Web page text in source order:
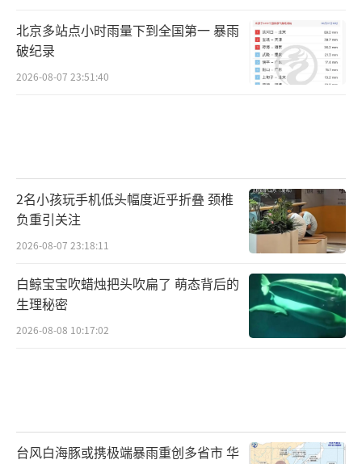
北京多站点小时雨量下到全国第一 暴雨
破纪录
2026-08-07 23:51:40
2名小孩玩手机低头幅度近乎折叠 颈椎
负重引关注
2026-08-07 23:18:11
白鲸宝宝吹蜡烛把头吹扁了 萌态背后的
生理秘密
2026-08-08 10:17:02
台风白海豚或携极端暴雨重创多省市 华